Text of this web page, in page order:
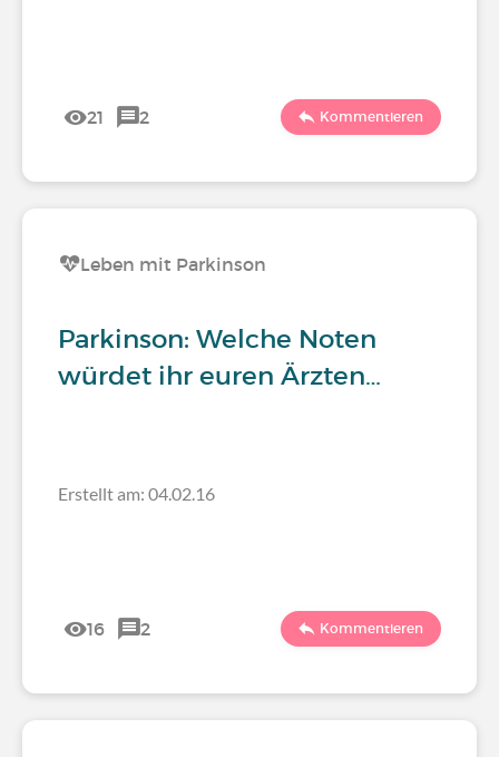
21 2 Kommentieren
Leben mit Parkinson
Parkinson: Welche Noten
würdet ihr euren Ärzten…
Erstellt am: 04.02.16
16 2 Kommentieren